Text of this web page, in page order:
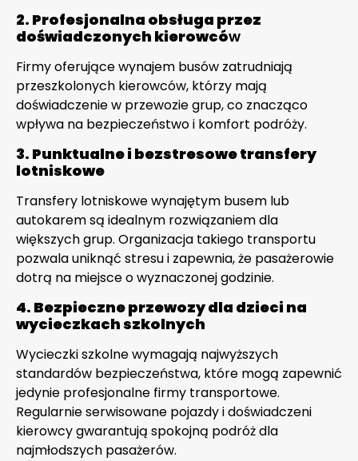
2. Profesjonalna obsługa przez
doświadczonych kierowców
Firmy oferujące wynajem busów zatrudniają
przeszkolonych kierowców, którzy mają
doświadczenie w przewozie grup, co znacząco
wpływa na bezpieczeństwo i komfort podróży.
3. Punktualne i bezstresowe transfery
lotniskowe
Transfery lotniskowe wynajętym busem lub
autokarem są idealnym rozwiązaniem dla
większych grup. Organizacja takiego transportu
pozwala uniknąć stresu i zapewnia, że pasażerowie
dotrą na miejsce o wyznaczonej godzinie.
4. Bezpieczne przewozy dla dzieci na
wycieczkach szkolnych
Wycieczki szkolne wymagają najwyższych
standardów bezpieczeństwa, które mogą zapewnić
jedynie profesjonalne firmy transportowe.
Regularnie serwisowane pojazdy i doświadczeni
kierowcy gwarantują spokojną podróż dla
najmłodszych pasażerów.